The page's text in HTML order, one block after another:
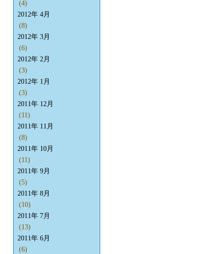
(4)
2012年 4月
(8)
2012年 3月
(6)
2012年 2月
(3)
2012年 1月
(3)
2011年 12月
(11)
2011年 11月
(8)
2011年 10月
(11)
2011年 9月
(5)
2011年 8月
(10)
2011年 7月
(13)
2011年 6月
(6)